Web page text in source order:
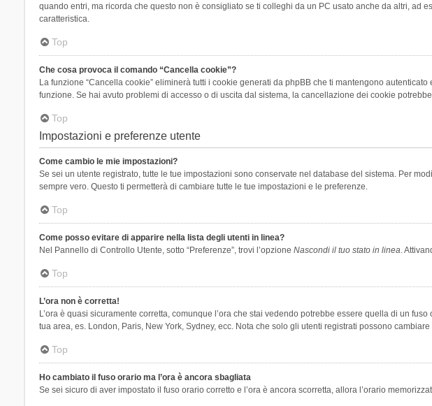
quando entri, ma ricorda che questo non è consigliato se ti colleghi da un PC usato anche da altri, ad
caratteristica.
Top
Che cosa provoca il comando “Cancella cookie”?
La funzione “Cancella cookie” eliminerà tutti i cookie generati da phpBB che ti mantengono
funzione. Se hai avuto problemi di accesso o di uscita dal sistema, la cancellazione dei cookie
Top
Impostazioni e preferenze utente
Come cambio le mie impostazioni?
Se sei un utente registrato, tutte le tue impostazioni sono conservate nel database del sistema. Per
sempre vero. Questo ti permetterà di cambiare tutte le tue impostazioni e le preferenze.
Top
Come posso evitare di apparire nella lista degli utenti in linea?
Nel Pannello di Controllo Utente, sotto “Preferenze”, trovi l’opzione Nascondi il tuo stato in linea.
Top
L’ora non è corretta!
L’ora è quasi sicuramente corretta, comunque l’ora che stai vedendo potrebbe essere quella di un
tua area, es. London, Paris, New York, Sydney, ecc. Nota che solo gli utenti registrati possono
Top
Ho cambiato il fuso orario ma l’ora è ancora sbagliata
Se sei sicuro di aver impostato il fuso orario corretto e l’ora è ancora scorretta, allora l’orario